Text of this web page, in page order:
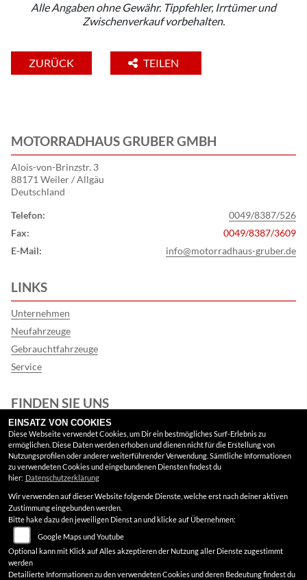
Alle Angaben ohne Gewähr. Tippfehler, Irrtümer und
Zwischenverkauf vorbehalten.
ZURÜCK TEILEN
MOTORRADHAUS GRUBER GMBH
Alois-von-Brinzstr. 3
88171 Weiler / Allgäu
Deutschland
Telefon:
0049/8387/526
Fax:
0049/8387/3609
E-Mail:
info@motorradhaus-gruber.de
LINKS
Unternehmen
Neufahrzeuge
Gebrauchtfahrzeuge
Service
FINDEN SIE UNS
Google Maps
RECHTLICHES
AGB
Impressum
Datenschutz
Disclaimer
EINSATZ VON COOKIES
Diese Webseite verwendet Cookies, um Dir ein bestmögliches Surf-Erlebnis zu
ermöglichen. Diese Daten werden erhoben und dienen nicht für die Erstellung von
Nutzungsprofilen oder anderer weiterführender Verwendung. Sämtliche Informationen
zu verwendeten Cookies und eingebundenen Diensten findest du
hier: Datenschutzerklärung
Wir verwenden auf dieser Website folgende Dienste, welche erst nach deiner aktiven
Zustimmung eingebunden werden.
Bitte hake dazu den jeweiligen Dienst an und klicke auf Übernehmen:
Google Maps und Youtube
Optional kann mit Klick auf Alles akzeptieren der Nutzung aller Dienste zugestimmt
werden
Detailierte Informationen zu den verwendeten Cookies und deren Bedeutung findest du